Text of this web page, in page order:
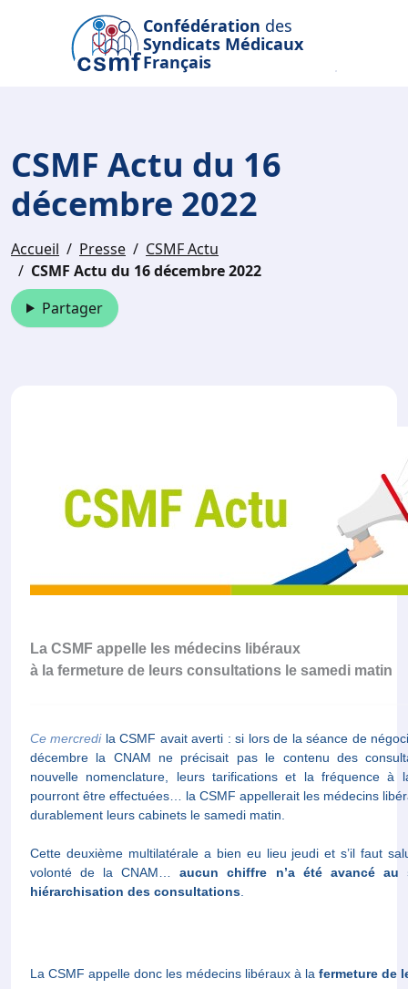
Passer au contenu principal
Confédération des
Syndicats Médicaux
Français
CSMF Actu du 16
décembre 2022
Accueil Presse
CSMF Actu
CSMF Actu du 16 décembre 2022
Partager
La CSMF appelle les médecins libéraux
à la fermeture de leurs consultations le samedi matin
Ce mercredila CSMF avait averti : si lors de la séance de
décembre la CNAM ne précisait pas le contenu des
nouvelle nomenclature, leurs tarifications et la fréquence à
pourront être effectuées… la CSMF appellerait les médecins
durablement leurs cabinets le samedi matin.
Cette deuxième multilatérale a bien eu lieu jeudi et s’il faut
volonté de la CNAM…aucun chiffre n’a été avancé
hiérarchisation des consultations
La CSMF appelle donc les médecins libéraux à la fermeture de